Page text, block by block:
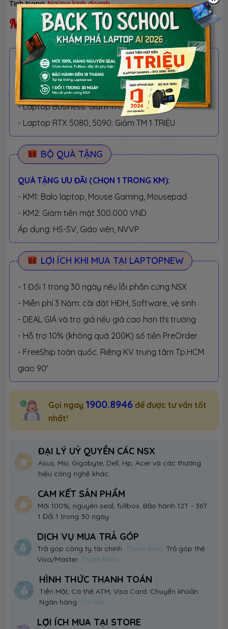
Tình trạng:Ngừng kinh doanh
Ngừng kinh doanh
ƯU ĐÃI TỐT NHẤT TRONG NĂM
BACK TO SCHOOL 2026.
Xem chi tiết
- Laptop văn phòng. Giảm TM 300K
- Laptop Business. Giảm TM 500K
- Laptop RTX 5080, 5090: Giảm TM 1 TRIỆU
BỘ QUÀ TẶNG
QUÀ TẶNG ƯU ĐÃI (CHỌN 1 TRONG KM):
- KM1: Balo laptop, Mouse Gaming, Mousepad
- KM2: Giảm tiền mặt 300.000 VND
Áp dụng: HS-SV, Giáo viên, NVVP
LỢI ÍCH KHI MUA TẠI LAPTOPNEW
- 1 Đổi 1 trong 30 ngày nếu lỗi phần cứng NSX
- Miễn phí 3 Năm: cài đặt HĐH, Software, vệ sinh
- DEAL GIÁ và trợ giá nếu giá cao hơn thị trường
- Hỗ trợ 10% (không quá 200K) số tiền PreOrder
- FreeShip toàn quốc. Riêng KV trung tâm Tp.HCM
giao 90'
Gọi ngay 1900.8946 để được tư vấn tốt
nhất!
ĐẠI LÝ UỶ QUYỀN CÁC NSX
Asus, Msi, Gigabyte, Dell, Hp, Acer và các thương
hiệu công nghệ khác.
CAM KẾT SẢN PHẨM
Mới 100%, nguyên seal, fullbox. Bảo hành 12T - 36T.
1 Đổi 1 trong 30 ngày
DỊCH VỤ MUA TRẢ GÓP
Trả góp công ty tài chính. Tham khảoTrả góp thẻ
Visa/Master. Tham khảo
HÌNH THỨC THANH TOÁN
Tiền Mặt, Cà thẻ ATM, Visa Card. Chuyển khoản
Ngân hàng. Chi tiết
LỢI ÍCH MUA TẠI STORE